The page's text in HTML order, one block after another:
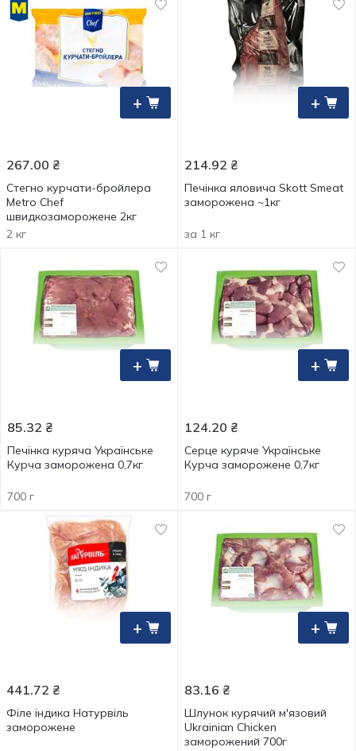
+
267.00 ₴
Стегно курчати-бройлера
Metro Chef
швидкозаморожене 2кг
2 кг
+
214.92 ₴
Печінка яловича Skott Smeat
заморожена ~1кг
за 1 кг
+
85.32 ₴
Печінка куряча Українське
Курча заморожена 0,7кг
700 г
+
124.20 ₴
Серце куряче Українське
Курча заморожене 0,7кг
700 г
+
441.72 ₴
Філе індика Натурвіль
заморожене
+
83.16 ₴
Шлунок курячий м'язовий
Ukrainian Chicken
заморожений 700г